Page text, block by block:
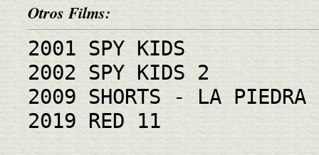
Otros Films:
2001 SPY KIDS
2002 SPY KIDS 2
2009 SHORTS - LA PIEDRA
2019 RED 11